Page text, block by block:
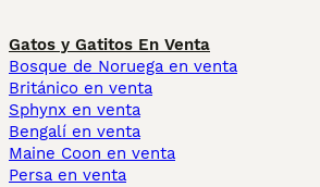
Gatos y Gatitos En Venta
Bosque de Noruega en venta
Británico en venta
Sphynx en venta
Bengalí en venta
Maine Coon en venta
Persa en venta